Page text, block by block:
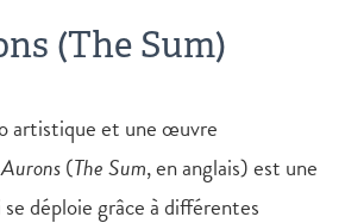
(The Sum)
artistique et une œuvre
(The Sum, en anglais) est une
déploie grâce à différentes